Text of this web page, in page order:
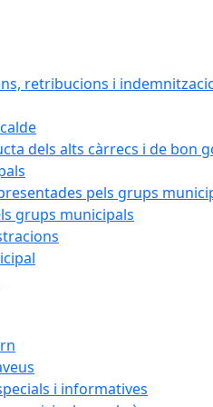
retribucions i
dels alts càrrecs i de bon
pels grups
grups municipals
i informatives